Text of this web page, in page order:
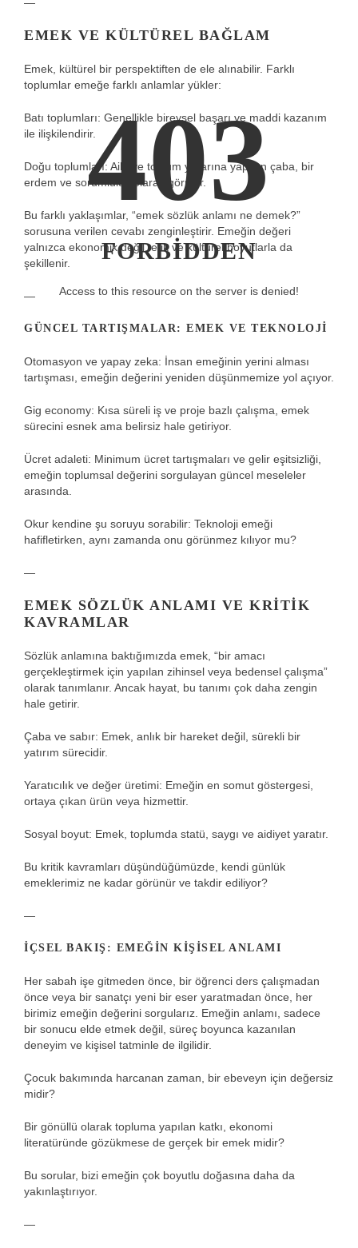
EMEK VE KÜLTÜREL BAĞLAM
Emek, kültürel bir perspektiften de ele alınabilir. Farklı
toplumlar emeğe farklı anlamlar yükler:
Batı toplumları: Genellikle bireysel başarı ve maddi kazanım
ile ilişkilendirir.
Doğu toplumları: Aile ve toplum yararına yapılan çaba, bir
erdem ve sorumluluk olarak görülür.
Bu farklı yaklaşımlar, “emek sözlük anlamı ne demek?”
sorusuna verilen cevabı zenginleştirir. Emeğin değeri
yalnızca ekonomik değil, etik ve kültürel boyutlarla da
şekillenir.
—
GÜNCEL TARTIŞMALAR: EMEK VE TEKNOLOJI
Otomasyon ve yapay zeka: İnsan emeğinin yerini alması
tartışması, emeğin değerini yeniden düşünmemize yol açıyor.
Gig economy: Kısa süreli iş ve proje bazlı çalışma, emek
sürecini esnek ama belirsiz hale getiriyor.
Ücret adaleti: Minimum ücret tartışmaları ve gelir eşitsizliği,
emeğin toplumsal değerini sorgulayan güncel meseleler
arasında.
Okur kendine şu soruyu sorabilir: Teknoloji emeği
hafifletirken, aynı zamanda onu görünmez kılıyor mu?
—
EMEK SÖZLÜK ANLAMI VE KRITIK
KAVRAMLAR
Sözlük anlamına baktığımızda emek, “bir amacı
gerçekleştirmek için yapılan zihinsel veya bedensel çalışma”
olarak tanımlanır. Ancak hayat, bu tanımı çok daha zengin
hale getirir.
Çaba ve sabır: Emek, anlık bir hareket değil, sürekli bir
yatırım sürecidir.
Yaratıcılık ve değer üretimi: Emeğin en somut göstergesi,
ortaya çıkan ürün veya hizmettir.
Sosyal boyut: Emek, toplumda statü, saygı ve aidiyet yaratır.
Bu kritik kavramları düşündüğümüzde, kendi günlük
emeklerimiz ne kadar görünür ve takdir ediliyor?
—
İÇSEL BAKIŞ: EMEĞIN KIŞISEL ANLAMI
Her sabah işe gitmeden önce, bir öğrenci ders çalışmadan
önce veya bir sanatçı yeni bir eser yaratmadan önce, her
birimiz emeğin değerini sorgularız. Emeğin anlamı, sadece
bir sonucu elde etmek değil, süreç boyunca kazanılan
deneyim ve kişisel tatminle de ilgilidir.
Çocuk bakımında harcanan zaman, bir ebeveyn için değersiz
midir?
Bir gönüllü olarak topluma yapılan katkı, ekonomi
literatüründe gözükmese de gerçek bir emek midir?
Bu sorular, bizi emeğin çok boyutlu doğasına daha da
yakınlaştırıyor.
—
403
FORBIDDEN
Access to this resource on the server is denied!